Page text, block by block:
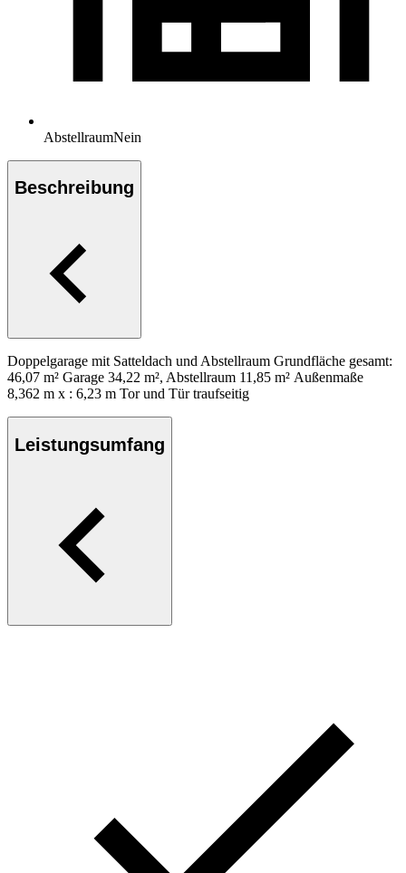
AbstellraumNein
Beschreibung
Doppelgarage mit Satteldach und Abstellraum Grundfläche gesamt:
46,07 m² Garage 34,22 m², Abstellraum 11,85 m² Außenmaße
8,362 m x : 6,23 m Tor und Tür traufseitig
Leistungsumfang